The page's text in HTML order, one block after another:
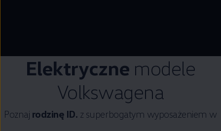
Elektryczne modele
Volkswagena
Poznaj rodzinę ID. z superbogatym wyposażeniem w